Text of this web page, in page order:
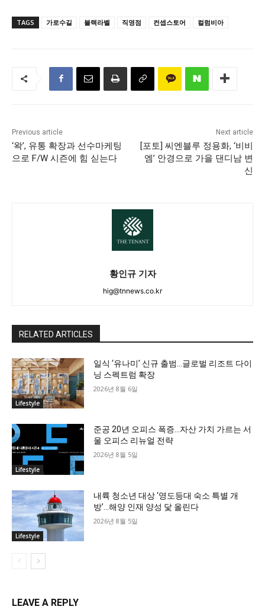
TAGS 가로수길 블랙라벨 직영점 컨셉스토어 컬럼비아
Previous article
‘왁’, 유통 확장과 선수마케팅
으로 F/W 시즌에 힘 싣는다
Next article
[포토] 씨엔블루 정용화, ‘비비
엠’ 안경으로 가을 댄디남 변
신
황인규 기자
hig@tnnews.co.kr
RELATED ARTICLES
Lifestyle
일식 ‘유나미’ 신규 출범…글로벌 리조트 다이
닝 스펙트럼 확장
2026년 8월 6일
Lifestyle
준공 20년 오피스 폭증…자산 가치 가르는 서
울 오피스 리뉴얼 전략
2026년 8월 5일
Lifestyle
내륙 청소년 대상 ‘영도등대 숙소 특별 개
방’…해양 인재 양성 닻 올린다
2026년 8월 5일
LEAVE A REPLY